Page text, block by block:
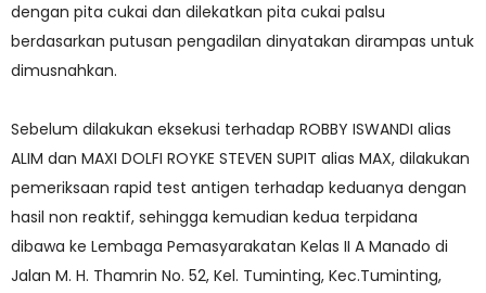
dengan pita cukai dan dilekatkan pita cukai palsu
berdasarkan putusan pengadilan dinyatakan dirampas untuk
dimusnahkan.
Sebelum dilakukan eksekusi terhadap ROBBY ISWANDI alias
ALIM dan MAXI DOLFI ROYKE STEVEN SUPIT alias MAX, dilakukan
pemeriksaan rapid test antigen terhadap keduanya dengan
hasil non reaktif, sehingga kemudian kedua terpidana
dibawa ke Lembaga Pemasyarakatan Kelas II A Manado di
Jalan M. H. Thamrin No. 52, Kel. Tuminting, Kec.Tuminting,